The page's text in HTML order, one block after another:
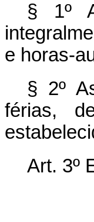
§ 1º
e horas-
§ 2º
férias,
Art. 3º